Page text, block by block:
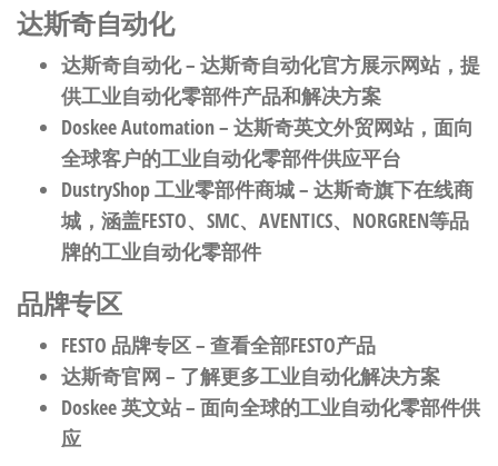
达斯奇自动化
达斯奇自动化– 达斯奇自动化官方展示网站，提
供工业自动化零部件产品和解决方案
Doskee Automation– 达斯奇英文外贸网站，面向
全球客户的工业自动化零部件供应平台
DustryShop 工业零部件商城– 达斯奇旗下在线商
城，涵盖FESTO、SMC、AVENTICS、NORGREN等品
牌的工业自动化零部件
品牌专区
FESTO 品牌专区– 查看全部FESTO产品
达斯奇官网 – 了解更多工业自动化解决方案
Doskee 英文站– 面向全球的工业自动化零部件供
应